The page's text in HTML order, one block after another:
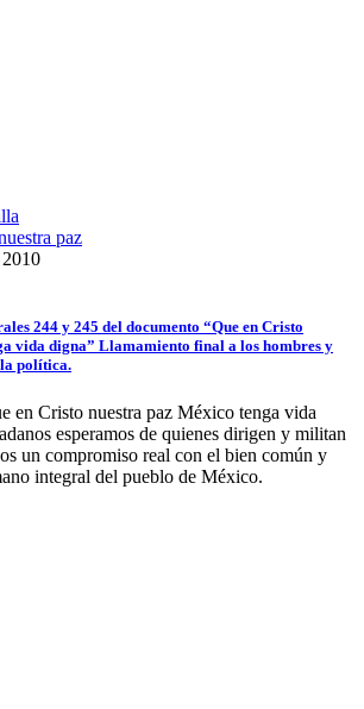
paz
244 y 245 del documento “Que en Cristo
vida digna” Llamamiento final a los hombres y
política.
Cristo nuestra paz México tenga vida
esperamos de quienes dirigen y militan
un compromiso real con el bien común y
integral del pueblo de México.